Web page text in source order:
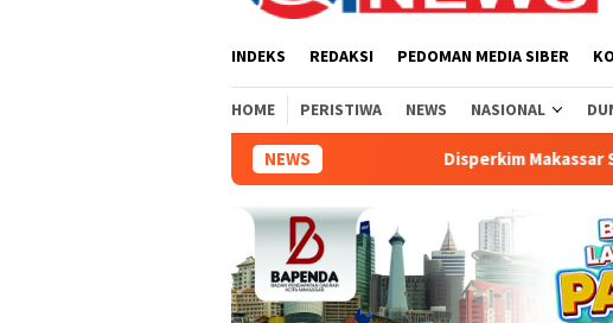
INDEKS REDAKSI PEDOMAN MEDIA SIBER
HOME PERISTIWA NEWS NASIONAL
NEWS Disperkim Makassar Sosialisasi